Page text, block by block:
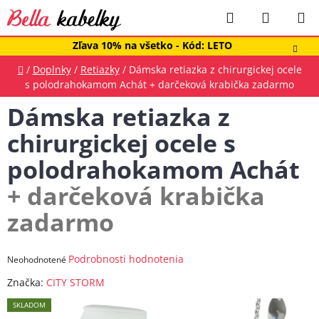
Prejsť
na
obsah
Zľava 10% na všetko - Kód: LETO
Hľadať
KOŠÍK
Domov
/ Doplnky / Retiazky / Dámska retiazka z chirurgickej ocele
s polodrahokamom Achát + darčeková krabička zadarmo
Dámska retiazka z
chirurgickej ocele s
polodrahokamom Achát
+ darčeková krabička
zadarmo
Priemerné
produktu
je
Neohodnotené Podrobnosti hodnotenia
Značka: CITY STORM
SKLADOM